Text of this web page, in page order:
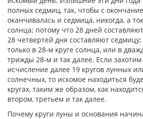
полных седмиц, так, чтобы с
оканчивалась и седмица, никогда, а
солнца; потому что 28 дней
28 четвертей дня составляют седмицу;
только в 28-м круге солнца, или в
трижды 28-м и так далее. Если
исчисление далее 19 кругов лунных
солнечных, то искомое находиться
кругах, таким же образом, как
втором, третьем и так далее.
Почему круги луны и основания